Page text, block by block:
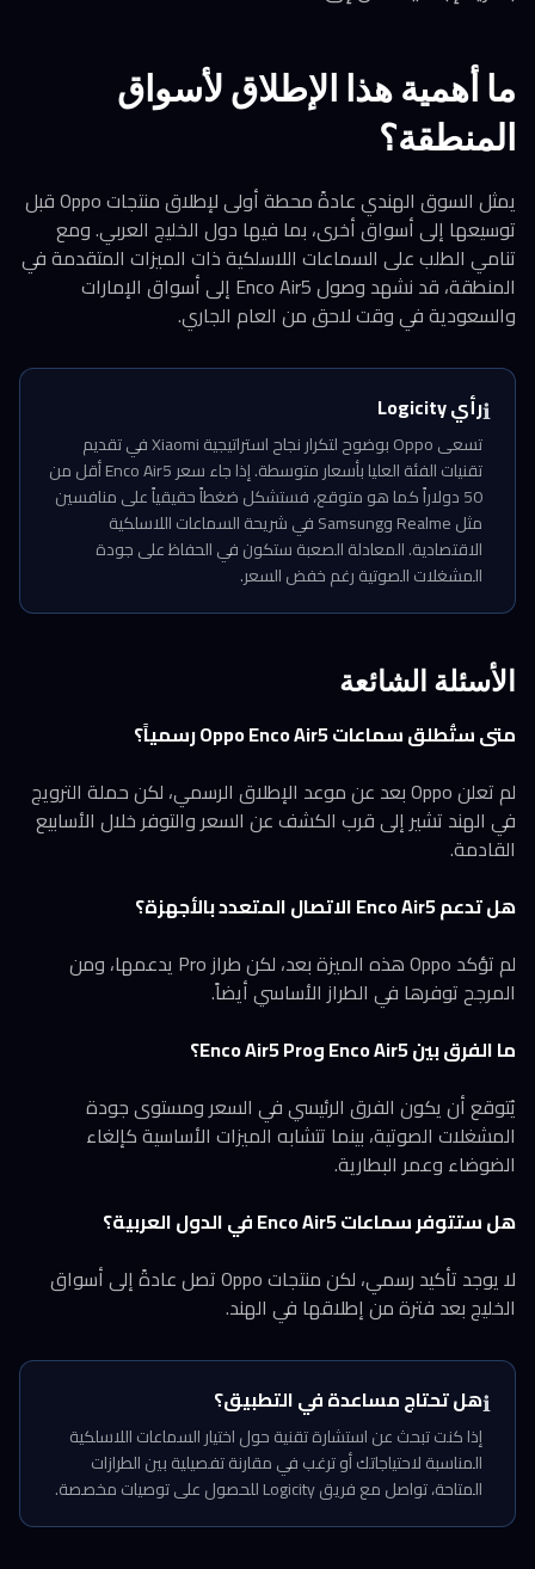
ما أهمية هذا الإطلاق لأسواق
المنطقة؟
يمثل السوق الهندي عادةً محطة أولى لإطلاق منتجات Oppo قبل
توسيعها إلى أسواق أخرى، بما فيها دول الخليج العربي. ومع
تنامي الطلب على السماعات اللاسلكية ذات الميزات المتقدمة في
المنطقة، قد نشهد وصول Enco Air5 إلى أسواق الإمارات
والسعودية في وقت لاحق من العام الجاري.
ℹ️رأي Logicity
تسعى Oppo بوضوح لتكرار نجاح استراتيجية Xiaomi في تقديم
تقنيات الفئة العليا بأسعار متوسطة. إذا جاء سعر Enco Air5 أقل من
50 دولاراً كما هو متوقع، فستشكل ضغطاً حقيقياً على منافسين
مثل Realme وSamsung في شريحة السماعات اللاسلكية
الاقتصادية. المعادلة الصعبة ستكون في الحفاظ على جودة
المشغلات الصوتية رغم خفض السعر.
الأسئلة الشائعة
متى ستُطلق سماعات Oppo Enco Air5 رسمياً؟
لم تعلن Oppo بعد عن موعد الإطلاق الرسمي، لكن حملة الترويج
في الهند تشير إلى قرب الكشف عن السعر والتوفر خلال الأسابيع
القادمة.
هل تدعم Enco Air5 الاتصال المتعدد بالأجهزة؟
لم تؤكد Oppo هذه الميزة بعد، لكن طراز Pro يدعمها، ومن
المرجح توفرها في الطراز الأساسي أيضاً.
ما الفرق بين Enco Air5 وEnco Air5 Pro؟
يُتوقع أن يكون الفرق الرئيسي في السعر ومستوى جودة
المشغلات الصوتية، بينما تتشابه الميزات الأساسية كإلغاء
الضوضاء وعمر البطارية.
هل ستتوفر سماعات Enco Air5 في الدول العربية؟
لا يوجد تأكيد رسمي، لكن منتجات Oppo تصل عادةً إلى أسواق
الخليج بعد فترة من إطلاقها في الهند.
ℹ️هل تحتاج مساعدة في التطبيق؟
إذا كنت تبحث عن استشارة تقنية حول اختيار السماعات اللاسلكية
المناسبة لاحتياجاتك أو ترغب في مقارنة تفصيلية بين الطرازات
المتاحة، تواصل مع فريق Logicity للحصول على توصيات مخصصة.